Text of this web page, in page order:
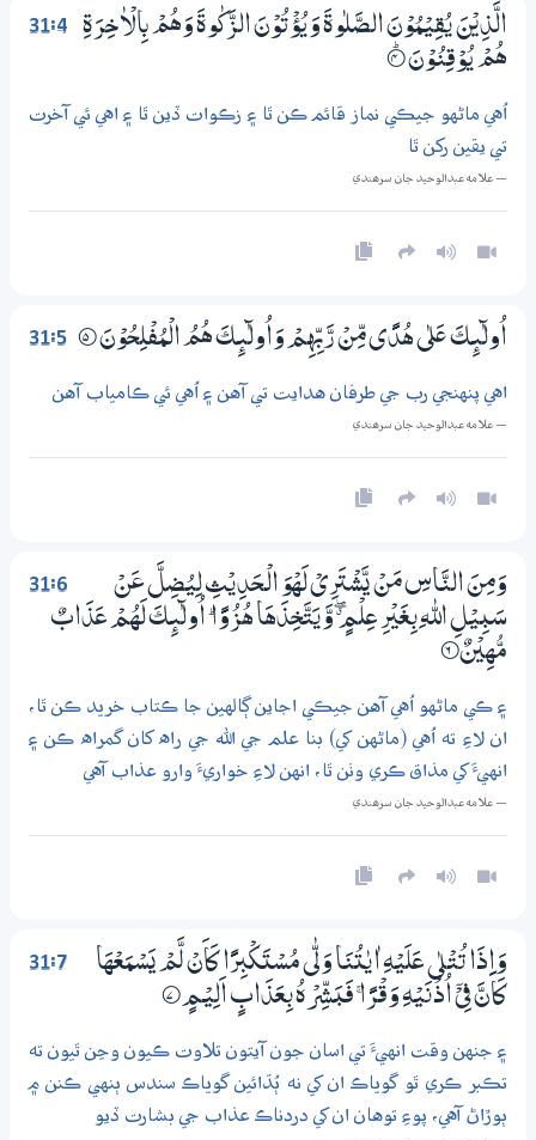
31:4
الَّذِيْنَ يُقِيْمُوْنَ الصَّلٰوةَ وَيُؤْتُوْنَ الزَّكٰوةَ وَهُمْ بِالْاٰخِرَةِ
هُمْ يُوْقِنُوْنَ 4‏۝ۭ
اُهي ماڻهو جيڪي نماز قائم ڪن ٿا ۽ زڪوات ڏين ٿا ۽ اهي ئي آخرت
تي يقين رکن ٿا
— علامه عبدالوحيد جان سرھندي
31:5 اُولٰۗىِٕكَ عَلٰي هُدًى مِّنْ رَّبِّهِمْ وَاُولٰۗىِٕكَ هُمُ الْمُفْلِحُوْنَ 5‏۝
اهي پنهنجي رب جي طرفان هدايت تي آهن ۽ اُهي ئي ڪامياب آهن
— علامه عبدالوحيد جان سرھندي
31:6
وَمِنَ النَّاسِ مَنْ يَّشْتَرِيْ لَهْوَ الْـحَدِيْثِ لِيُضِلَّ عَنْ
سَبِيْلِ اللّٰهِ بِغَيْرِ عِلْمٍ ڰ وَّيَتَّخِذَهَا هُزُوًا ۭ اُولٰۗىِٕكَ لَهُمْ عَذَابٌ
مُّهِيْنٌ 6‏۝
۽ ڪي ماڻهو اُهي آهن جيڪي اجاين ڳالهين جا ڪتاب خريد ڪن ٿا،
ان لاءِ ته اُهي (ماڻهن کي) بنا علم جي الله جي راه کان گمراه ڪن ۽
انهيءَ کي مذاق ڪري وٺن ٿا، انهن لاءِ خواريءَ وارو عذاب آهي
— علامه عبدالوحيد جان سرھندي
31:7
وَاِذَا تُتْلٰى عَلَيْهِ اٰيٰتُنَا وَلّٰى مُسْتَكْبِرًا كَاَنْ لَّمْ يَسْمَعْهَا
كَاَنَّ فِيْٓ اُذُنَيْهِ وَقْرًا ۚ فَبَشِّرْهُ بِعَذَابٍ اَلِيْـمٍ 7‏۝
۽ جنهن وقت انهيءَ تي اسان جون آيتون تلاوت ڪيون وڃن ٿيون ته
تڪبر ڪري ٿو گوياڪ ان کي نه ٻُڌائين گوياڪ سندس ٻنهي ڪنن ۾
ٻوڙاڻ آهي، پوءِ توهان ان کي دردناڪ عذاب جي بشارت ڏيو